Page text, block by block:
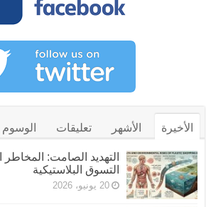
الأخيرة الأشهر تعليقات الوسوم
التهديد الصامت: المخاطر
التسوق البلاستيكية
20 يونيو، 2026